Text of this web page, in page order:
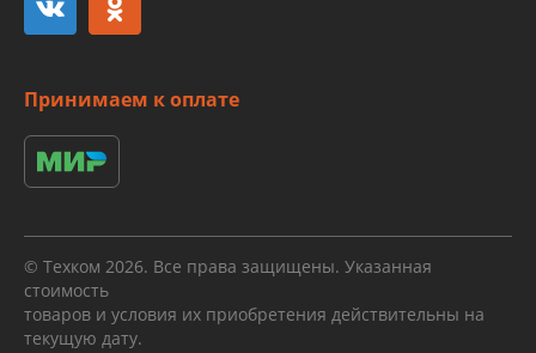
Принимаем к оплате
© Техком 2026. Все права защищены. Указанная
стоимость
товаров и условия их приобретения действительны на
текущую дату.